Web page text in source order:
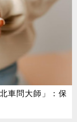
車問大師」：保